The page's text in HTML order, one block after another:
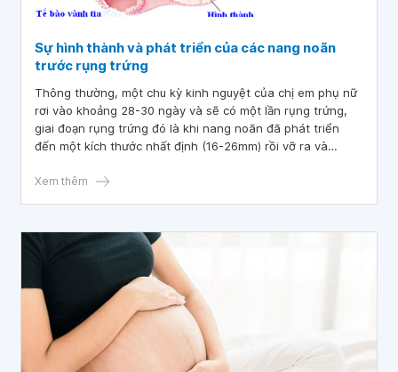
Sự hình thành và phát triển của các nang noãn
trước rụng trứng
Thông thường, một chu kỳ kinh nguyệt của chị em phụ nữ
rơi vào khoảng 28-30 ngày và sẽ có một lần rụng trứng,
giai đoạn rụng trứng đó là khi nang noãn đã phát triển
đến một kích thước nhất định (16-26mm) rồi vỡ ra và
Xem thêm